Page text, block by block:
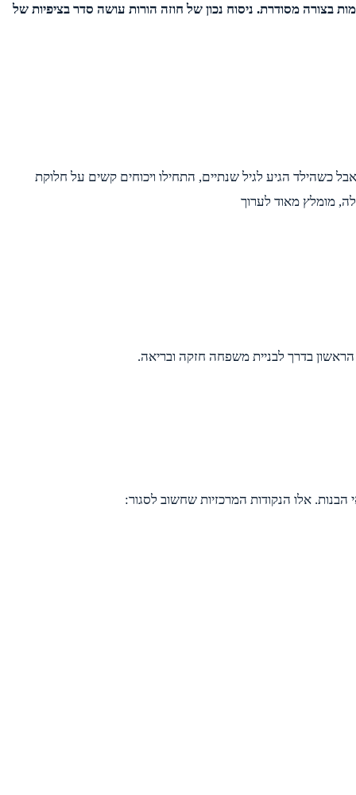
מסודרת. ניסוח נכון של חוזה הורות עושה סדר בציפיות של
כשהילד הגיע לגיל שנתיים, התחילו ויכוחים קשים על חלוקת
מומלץ מאוד לערוך
בדרך לבניית משפחה חזקה ובריאה.
הבנות. אלו הנקודות המרכזיות שחשוב לסגור: